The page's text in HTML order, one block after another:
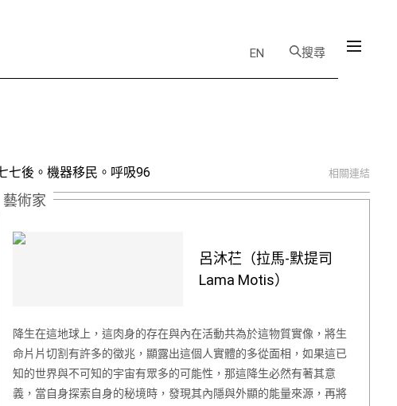
EN 搜尋
七後。機器移民。呼吸96 相關連結
藝術家
呂沐芢（拉馬-默提司
Lama Motis）
降生在這地球上，這肉身的存在與內在活動共為於這物質實像，將生
命片片切割有許多的徵兆，顯露出這個人實體的多從面相，如果這已
知的世界與不可知的宇宙有眾多的可能性，那這降生必然有著其意
義，當自身探索自身的秘境時，發現其內隱與外顯的能量來源，再將